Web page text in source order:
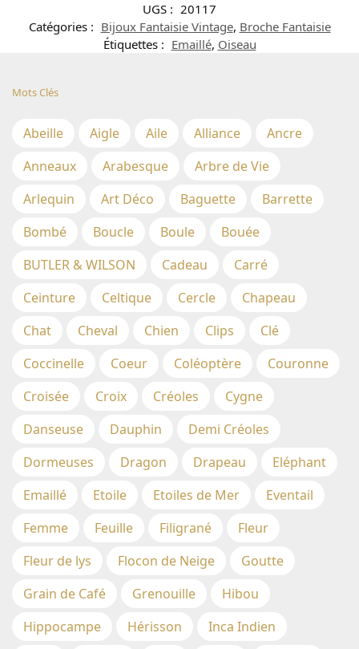
UGS : 20117
Catégories : Bijoux Fantaisie Vintage, Broche Fantaisie
Étiquettes : Emaillé, Oiseau
Mots Clés
Abeille Aigle Aile Alliance
Ancre
Anneaux
Arabesque
Arbre de Vie
Arlequin
Art Déco Baguette
Barrette
Bombé
Boucle Boule
Bouée
BUTLER & WILSON
Cadeau
Carré
Ceinture
Celtique Cercle
Chapeau
Chat
Cheval Chien Clips
Clé
Coccinelle
Coeur Coléoptère
Couronne
Croisée
Croix Créoles
Cygne
Danseuse
Dauphin
Demi Créoles
Dormeuses
Dragon Drapeau
Eléphant
Emaillé
Etoile Etoiles de Mer
Eventail
Femme
Feuille Filigrané
Fleur
Fleur de lys
Flocon de Neige
Goutte
Grain de Café
Grenouille
Hibou
Hippocampe
Hérisson
Inca Indien